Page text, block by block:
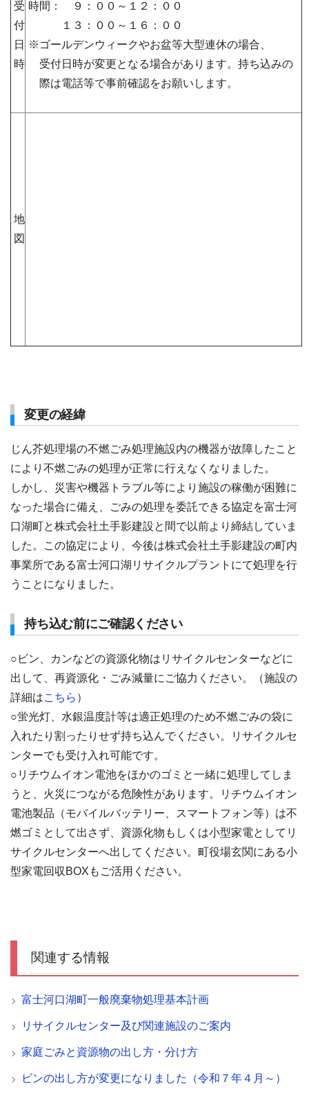
受
付
日
時
時間： ９：００～１２：００
１３：００～１６：００
※ゴールデンウィークやお盆等大型連休の場合、
受付日時が変更となる場合があります。持ち込みの
際は電話等で事前確認をお願いします。
地
図
変更の経緯
じん芥処理場の不燃ごみ処理施設内の機器が故障したこと
により不燃ごみの処理が正常に行えなくなりました。
しかし、災害や機器トラブル等により施設の稼働が困難に
なった場合に備え、ごみの処理を委託できる協定を富士河
口湖町と株式会社土手影建設と間で以前より締結していま
した。この協定により、今後は株式会社土手影建設の町内
事業所である富士河口湖リサイクルプラントにて処理を行
うことになりました。
持ち込む前にご確認ください
○ビン、カンなどの資源化物はリサイクルセンターなどに
出して、再資源化・ごみ減量にご協力ください。（施設の
詳細はこちら ）
○蛍光灯、水銀温度計等は適正処理のため不燃ごみの袋に
入れたり割ったりせず持ち込んでください。リサイクルセ
ンターでも受け入れ可能です。
○リチウムイオン電池をほかのゴミと一緒に処理してしま
うと、火災につながる危険性があります。リチウムイオン
電池製品（モバイルバッテリー、スマートフォン等）は不
燃ゴミとして出さず、資源化物もしくは小型家電としてリ
サイクルセンターへ出してください。町役場玄関にある小
型家電回収BOXもご活用ください。
関連する情報
富士河口湖町一般廃棄物処理基本計画
リサイクルセンター及び関連施設のご案内
家庭ごみと資源物の出し方・分け方
ビンの出し方が変更になりました（令和７年４月～）